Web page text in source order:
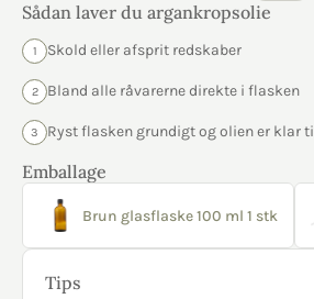
Sådan laver du argankropsolie
1 Skold eller afsprit redskaber
2 Bland alle råvarerne direkte i flasken
3 Ryst flasken grundigt og olien er klar
Emballage
Brun glasflaske 100 ml 1 stk
Tips